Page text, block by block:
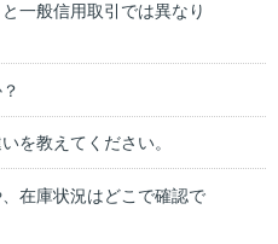
一般信用取引では異なり
を教えてください。
在庫状況はどこで確認で